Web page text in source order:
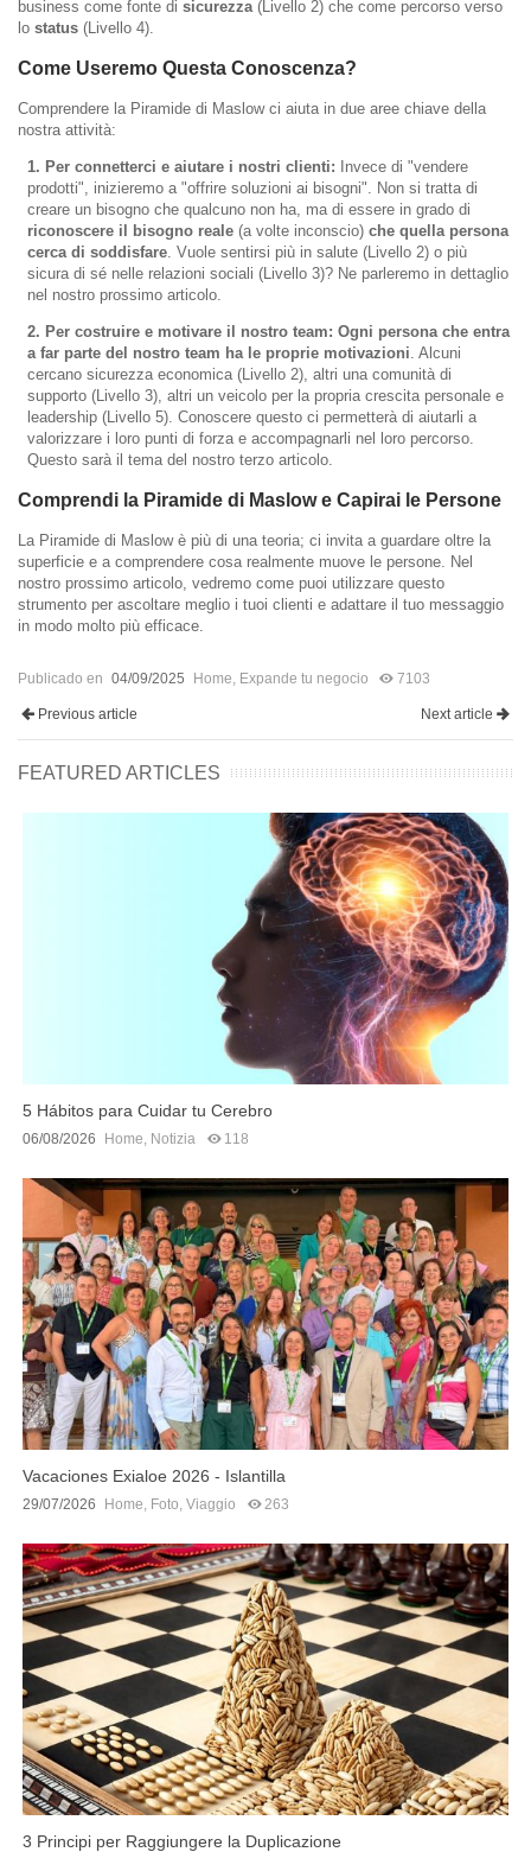
business come fonte di sicurezza(Livello 2) che come percorso verso
lo status (Livello 4).
Come Useremo Questa Conoscenza?
Comprendere la Piramide di Maslow ci aiuta in due aree chiave della
nostra attività:
1. Per connetterci e aiutare i nostri clienti: Invece di "vendere
prodotti", inizieremo a "offrire soluzioni ai bisogni". Non si tratta di
creare un bisogno che qualcuno non ha, ma di essere in grado di
riconoscere il bisogno reale (a volte inconscio)che quella persona
cerca di soddisfare. Vuole sentirsi più in salute (Livello 2) o più
sicura di sé nelle relazioni sociali (Livello 3)? Ne parleremo in dettaglio
nel nostro prossimo articolo.
2. Per costruire e motivare il nostro team: Ogni persona che entra
a far parte del nostro team ha le proprie motivazioni. Alcuni
cercano sicurezza economica (Livello 2), altri una comunità di
supporto (Livello 3), altri un veicolo per la propria crescita personale e
leadership (Livello 5). Conoscere questo ci permetterà di aiutarli a
valorizzare i loro punti di forza e accompagnarli nel loro percorso.
Questo sarà il tema del nostro terzo articolo.
Comprendi la Piramide di Maslow e Capirai le Persone
La Piramide di Maslow è più di una teoria; ci invita a guardare oltre la
superficie e a comprendere cosa realmente muove le persone. Nel
nostro prossimo articolo, vedremo come puoi utilizzare questo
strumento per ascoltare meglio i tuoi clienti e adattare il tuo messaggio
in modo molto più efficace.
Publicado en 04/09/2025 Home, Expande tu negocio 7103
Previous article Next article
FEATURED ARTICLES
5 Hábitos para Cuidar tu Cerebro
06/08/2026 Home, Notizia 118
Vacaciones Exialoe 2026 - Islantilla
29/07/2026 Home, Foto,Viaggio 263
3 Principi per Raggiungere la Duplicazione